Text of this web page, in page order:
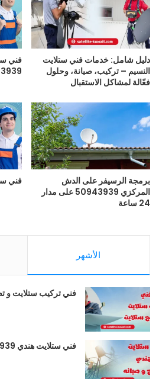
دليل شامل: خدمات فني ستلايت
النسيم – تركيب، صيانة، وحلول
فعّالة لمشاكل الاستقبال
فني
برمجة الرسيفر على الدش
المركزي 50943939 على مدار
24 ساعة
فني
الأشهر
فني تركيب ستلايت و تصليح
فني ستلايت هندي 50943939 تصليح و صيانه